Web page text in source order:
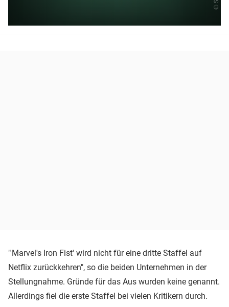
"'Marvel's Iron Fist' wird nicht für eine dritte Staffel auf
Netflix zurückkehren", so die beiden Unternehmen in der
Stellungnahme. Gründe für das Aus wurden keine genannt.
Allerdings fiel die erste Staffel bei vielen Kritikern durch.